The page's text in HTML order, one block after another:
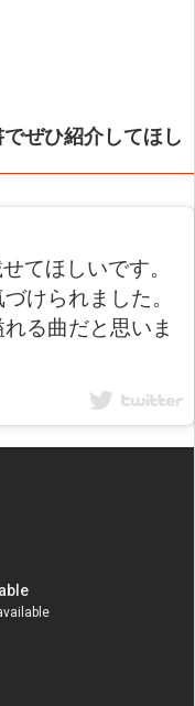
ぜひ紹介してほし
てほしいです。
けられました。
る曲だと思いま